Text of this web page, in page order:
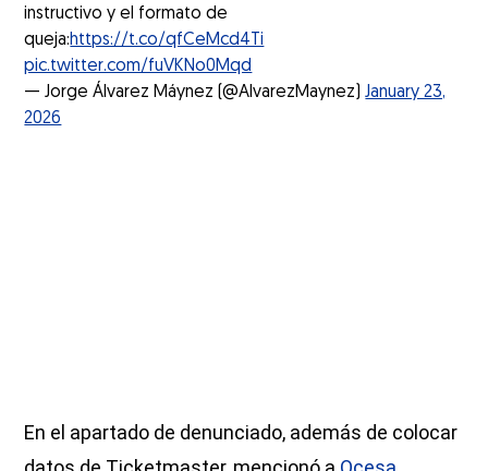
instructivo y el formato de
queja:https://t.co/qfCeMcd4Ti
pic.twitter.com/fuVKNo0Mqd
— Jorge Álvarez Máynez (@AlvarezMaynez)January 23,
2026
En el apartado de denunciado, además de colocar